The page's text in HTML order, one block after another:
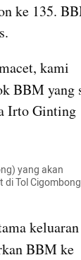
ke 135.
kami
BBM yang
Irto Ginting
yang akan
Tol
keluaran
BBM ke